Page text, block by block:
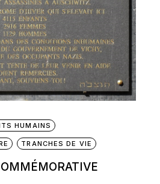
HUMAINS
TRANCHES DE VIE